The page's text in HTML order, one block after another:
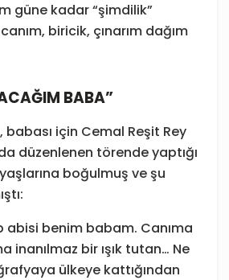
güne kadar “şimdilik”
biricik, çınarım dağım
BABA”
için Cemal Reşit Rey
düzenlenen törende yaptığı
boğulmuş ve şu
abisi benim babam. Canıma
inanılmaz bir ışık tutan… Ne
ülkeye kattığından